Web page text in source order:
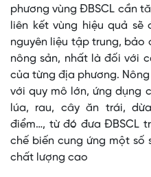
phương vùng ĐBSCL cần
liên kết vùng hiệu quả
nguyên liệu tập trung, bảo
nông sản, nhất là đối với
của từng địa phương.
với quy mô lớn, ứng dụng
lúa, rau, cây ăn trái,
điểm…, từ đó đưa ĐBSCL
chế biến cung ứng một số
chất lượng cao